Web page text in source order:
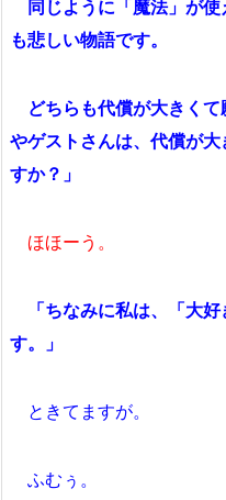
同じように「魔法」が使
も悲しい物語です。
どちらも代償が大きくて
やゲストさんは、代償が
すか？」
ほほーう。
「ちなみに私は、「大好
す。」
ときてますが。
ふむぅ。